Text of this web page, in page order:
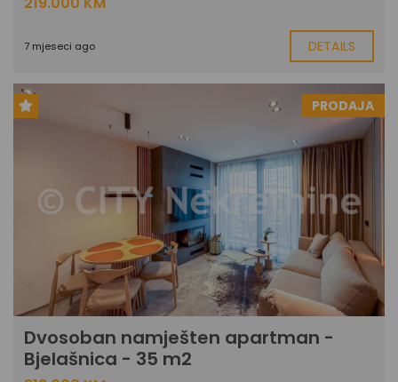
7 mjeseci ago DETAILS
PRODAJA
Dvosoban namješten apartman -
Bjelašnica - 35 m2